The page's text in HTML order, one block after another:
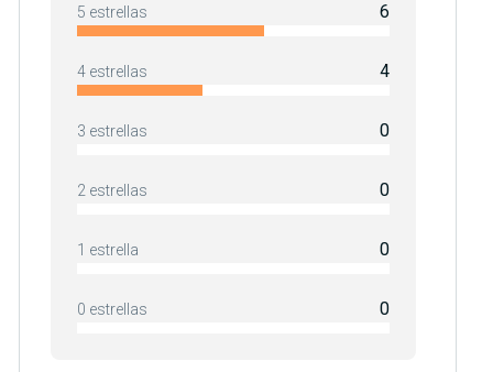
5 estrellas 6
4 estrellas 4
3 estrellas 0
2 estrellas 0
1 estrella 0
0 estrellas 0